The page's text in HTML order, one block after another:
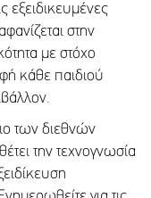
εξειδικευμένες
στην
με στόχο
κάθε παιδιού
των διεθνών
την τεχνογνωσία